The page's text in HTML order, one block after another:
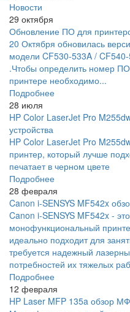
Новости
29 октября
Обновление ПО для
20 Октября обновилась
модели CF530-533A /
.Чтобы определить номер
принтере необходимо...
Подробнее
28 июля
HP Color LaserJet Pro
устройства
HP Color LaserJet Pro
принтер, который лучше
печатает в черном цвете
Подробнее
28 февраля
Canon i-SENSYS MF542x
Canon i-SENSYS MF542x -
монофункциональный
идеально подходит для
требуется надежный
потребностей их тяжелых
Подробнее
12 февраля
HP Laser MFP 135a обзор